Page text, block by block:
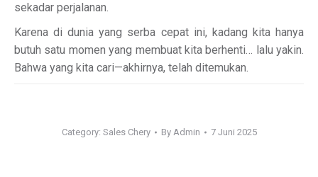
sekadar perjalanan.
Karena di dunia yang serba cepat ini, kadang kita hanya
butuh satu momen yang membuat kita berhenti… lalu yakin.
Bahwa yang kita cari—akhirnya, telah ditemukan.
Category: Sales Chery By Admin 7 Juni 2025